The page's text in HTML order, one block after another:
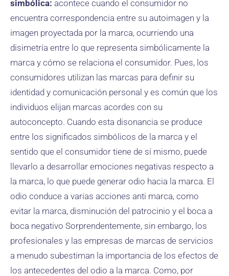
simbólica: acontece cuando el consumidor no
encuentra correspondencia entre su autoimagen y la
imagen proyectada por la marca, ocurriendo una
disimetría entre lo que representa simbólicamente la
marca y cómo se relaciona el consumidor. Pues, los
consumidores utilizan las marcas para definir su
identidad y comunicación personal y es común que los
individuos elijan marcas acordes con su
autoconcepto. Cuando esta disonancia se produce
entre los significados simbólicos de la marca y el
sentido que el consumidor tiene de sí mismo, puede
llevarlo a desarrollar emociones negativas respecto a
la marca, lo que puede generar odio hacia la marca. El
odio conduce a varias acciones anti marca, como
evitar la marca, disminución del patrocinio y el boca a
boca negativo Sorprendentemente, sin embargo, los
profesionales y las empresas de marcas de servicios
a menudo subestiman la importancia de los efectos de
los antecedentes del odio a la marca. Como, por